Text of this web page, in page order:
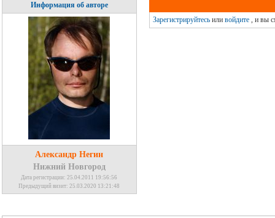
Информация об авторе
Александр Негин
Нижний Новгород
Дата регистрации: 25.04.2011 19:56:56
Предыдущий визит: 25.03.2020 13:21:48
Зарегистрируйтесьили войдите, и вы